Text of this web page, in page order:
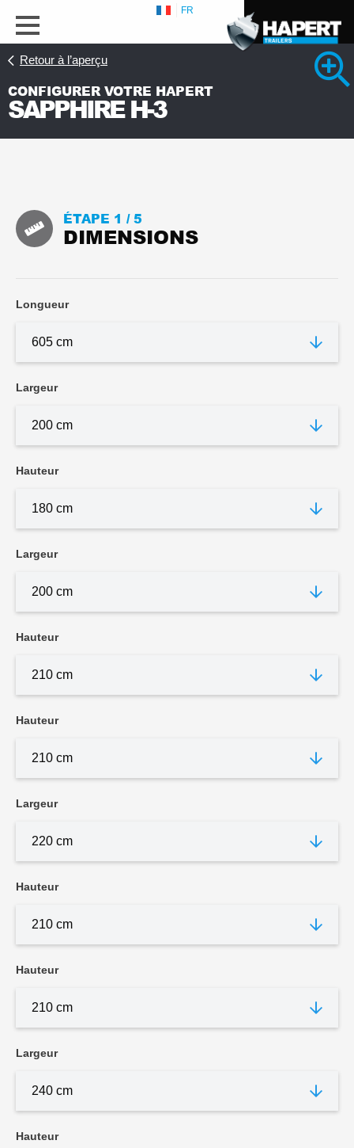
FR
SAPPHIRE H-3
CONFIGURER VOTRE HAPERT
Retour à l’aperçu
DIMENSIONS
ÉTAPE 1 / 5
Longueur
Largeur
Hauteur
Largeur
Hauteur
Hauteur
Largeur
Hauteur
Hauteur
Largeur
Hauteur